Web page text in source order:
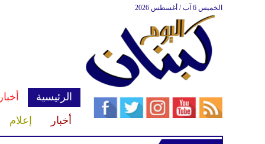
الخميس 6 آب / أغسطس 2026
الرئيسية
أخبار
إعلام